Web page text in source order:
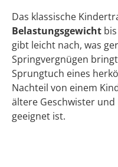
Das klassische
Belastungsgewicht
gibt leicht nach, was
Springvergnügen
Sprungtuch eines
Nachteil von einem
ältere Geschwister
geeignet ist.